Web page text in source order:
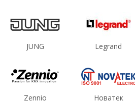
JUNG Legrand
Zennio Новатек